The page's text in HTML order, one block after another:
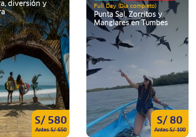
S/ 580
Antes S/ 650
diversión y
S/ 80
Antes S/ 100
Full Day (Día completo)
Punta Sal, Zorritos y
Manglares en Tumbes